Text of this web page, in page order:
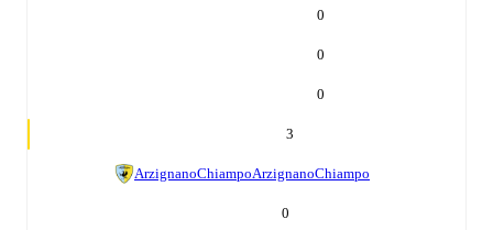
0
0
0
3
ArzignanoChiampoArzignanoChiampo
0